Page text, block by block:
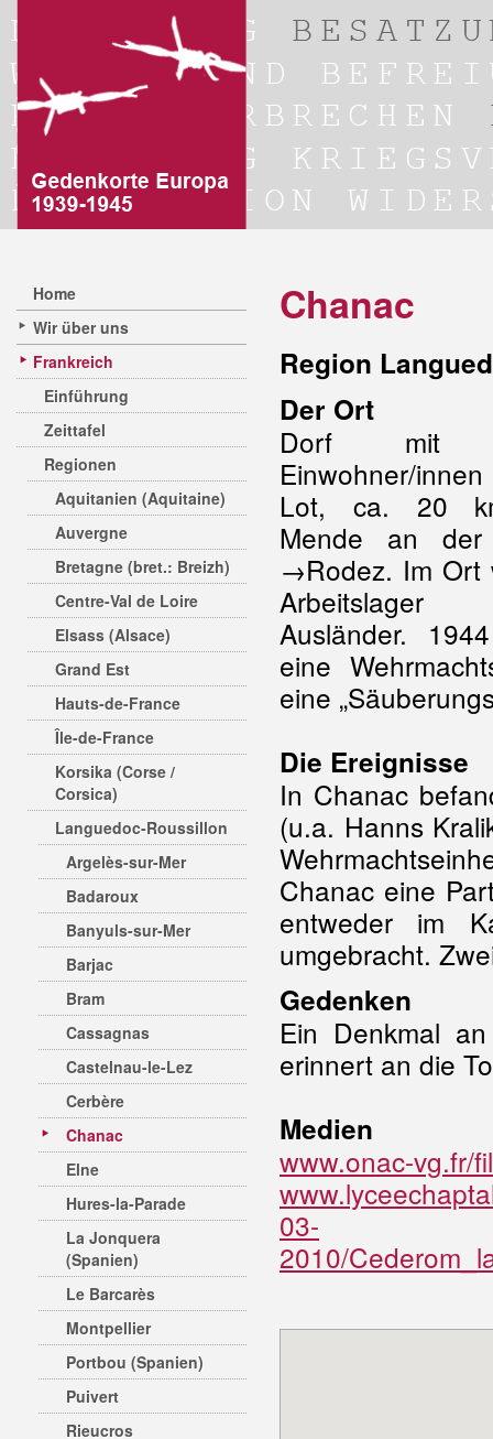
Home
Wir über uns
Frankreich
Einführung
Zeittafel
Regionen
Aquitanien (Aquitaine)
Auvergne
Bretagne (bret.: Breizh)
Centre-Val de Loire
Elsass (Alsace)
Grand Est
Hauts-de-France
Île-de-France
Korsika (Corse /
Corsica)
Languedoc-Roussillon
Argelès-sur-Mer
Badaroux
Banyuls-sur-Mer
Barjac
Bram
Cassagnas
Castelnau-le-Lez
Cerbère
Chanac
Elne
Hures-la-Parade
La Jonquera
(Spanien)
Le Barcarès
Montpellier
Portbou (Spanien)
Puivert
Rieucros
Chanac
Region
Der Ort
Dorf mit
Einwohner/
Lot, ca. 20
Mende an
→Rodez. Im Ort
Ausländer.
eine
eine
Die Ereignisse
In Chanac
(u.a. Hanns
Chanac eine
entweder im
umgebracht.
Gedenken
Ein Denkmal
erinnert an die
Medien
www.onac-vg.fr/
03-
2010/